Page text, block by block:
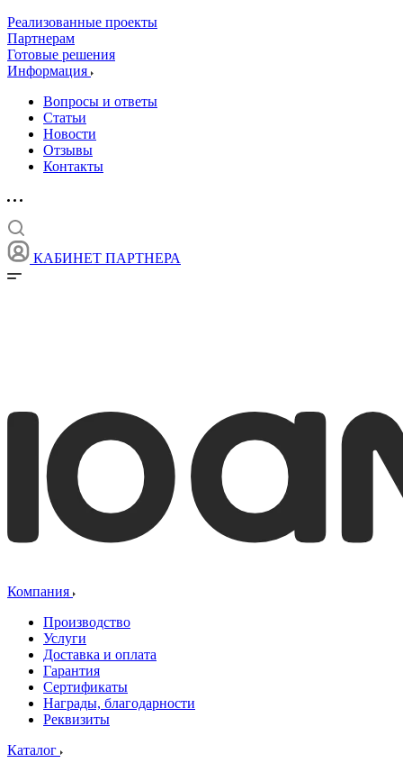
Реализованные проекты
Партнерам
Готовые решения
Информация
Вопросы и ответы
Статьи
Новости
Отзывы
Контакты
КАБИНЕТ ПАРТНЕРА
Компания
Производство
Услуги
Доставка и оплата
Гарантия
Сертификаты
Награды, благодарности
Реквизиты
Каталог